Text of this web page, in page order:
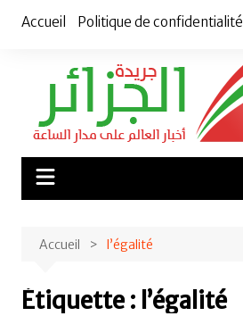
Accueil Politique de confidentialité
Accueil l’égalité
Étiquette : l’égalité